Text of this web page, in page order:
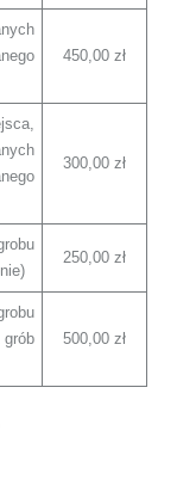
450,00 zł
300,00 zł
250,00 zł
500,00 zł